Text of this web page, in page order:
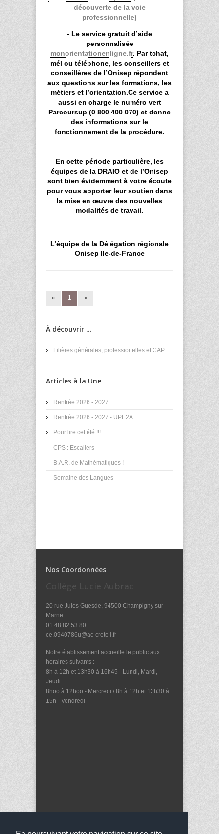
découverte de la voie
professionnelle)
- Le service gratuit d’aide
personnalisée
monorientationenligne.fr. Par tchat,
mél ou téléphone, les conseillers et
conseillères de l’Onisep répondent
aux questions sur les formations, les
métiers et l’orientation.Ce service a
aussi en charge le numéro vert
Parcoursup (0 800 400 070) et donne
des informations sur le
fonctionnement de la procédure.
En cette période particulière, les
équipes de la DRAIO et de l’Onisep
sont bien évidemment à votre écoute
pour vous apporter leur soutien dans
la mise en œuvre des nouvelles
modalités de travail.
L’équipe de la Délégation régionale
Onisep Ile-de-France
« 1 »
À découvrir ...
Filières générales, professionelles et CAP
Articles à la Une
Rentrée 2026 - 2027
Rentrée 2026 - 2027 - UPE2A
Pour lire cet été !!!
CPS : Escaliers
B.A.R. de Mathématiques !
Semaine des Langues
Nos Coordonnées
Collège Lucie Aubrac
20 rue Jules Guesde, 94500 Champigny sur
Marne
01.48.82.53.80
ce.0940786u@ac-creteil.fr
Notre établissement accueille le public aux
horaires suivants :
8h à 12h et 13h30 à 16h45 - Lundi, Mardi,
Jeudi
8hoo à 12hoo - Mercredi / 8h à 12h et 13h30 à
15h - Vendredi